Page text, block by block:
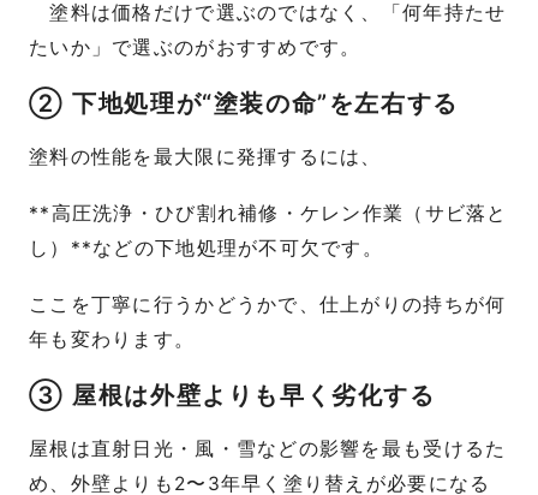
塗料は価格だけで選ぶのではなく、「何年持たせ
たいか」で選ぶのがおすすめです。
② 下地処理が“塗装の命”を左右する
塗料の性能を最大限に発揮するには、
**高圧洗浄・ひび割れ補修・ケレン作業（サビ落と
し）**などの下地処理が不可欠です。
ここを丁寧に行うかどうかで、仕上がりの持ちが何
年も変わります。
③ 屋根は外壁よりも早く劣化する
屋根は直射日光・風・雪などの影響を最も受けるた
め、外壁よりも2〜3年早く塗り替えが必要になる